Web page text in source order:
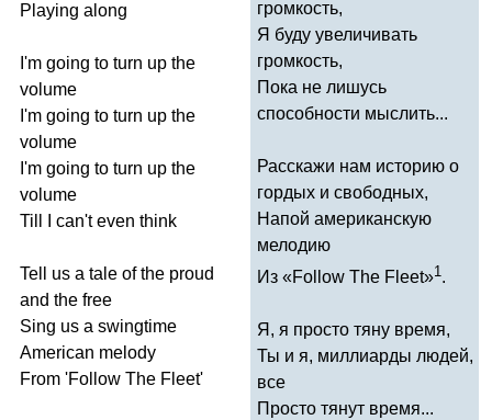
Playing along
I'm going to turn up the
volume
I'm going to turn up the
volume
I'm going to turn up the
volume
Till
can't even think
Tell us a tale of the proud
and the free
Sing us a swingtime
American melody
From 'Follow The Fleet'
громкость,
Я буду увеличивать
громкость,
Пока не лишусь
способности мыслить...
Расскажи нам историю о
гордых и свободных,
Напой американскую
мелодию
Из «Follow The Fleet»1 .
Я, я просто тяну время,
Ты и я, миллиарды людей,
все
Просто тянут время...